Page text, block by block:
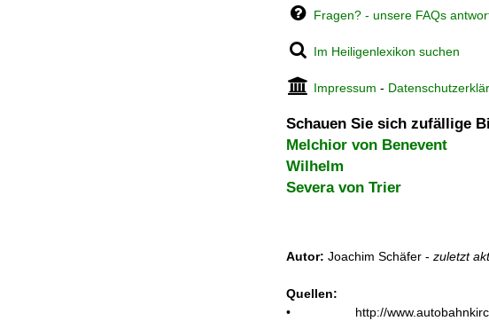
Fragen? - unsere FAQs
Im Heiligenlexikon suchen
Impressum -
Schauen Sie sich zufällige
Melchior von Benevent
Wilhelm
Severa von Trier
Autor: Joachim Schäfer - zuletzt
Quellen:
• http://